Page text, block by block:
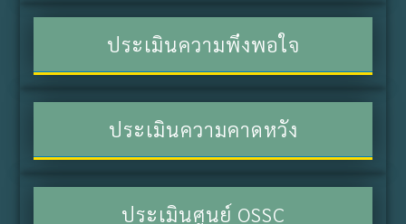
ประเมินความพึงพอใจ
ประเมินความคาดหวัง
ประเมินศูนย์ OSSC